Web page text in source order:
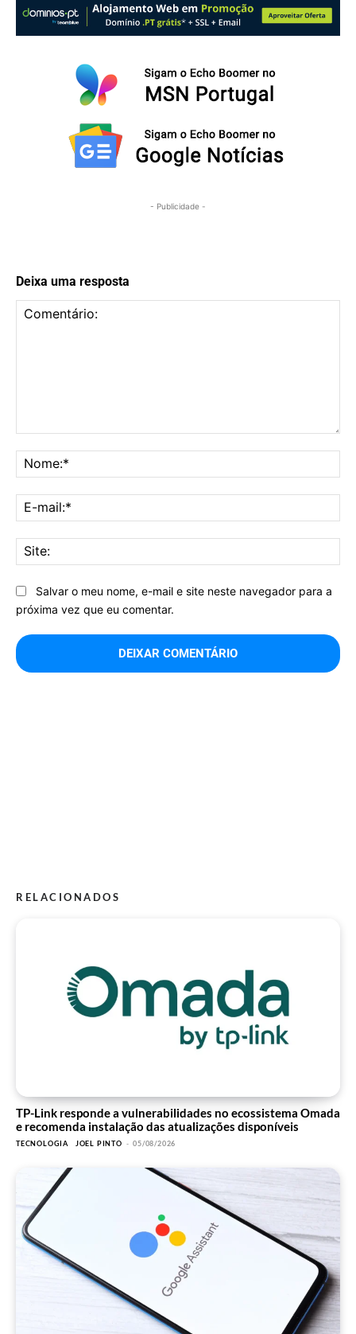
- Publicidade -
Deixa uma resposta
Salvar o meu nome, e-mail e site neste navegador para a
próxima vez que eu comentar.
RELACIONADOS
TP-Link responde a vulnerabilidades no ecossistema Omada
e recomenda instalação das atualizações disponíveis
TECNOLOGIA JOEL PINTO - 05/08/2026